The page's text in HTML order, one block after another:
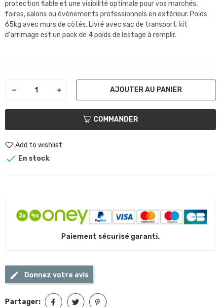
protection fiable et une visibilité optimale pour vos marchés,
foires, salons ou événements professionnels en extérieur. Poids
65kg avec murs de côtés. Livré avec sac de transport, kit
d'arrimage est un pack de 4 poids de lestage à remplir.
AJOUTER AU PANIER
COMMANDER
Add to wishlist
 En stock
Paiement sécurisé garanti.
Donnez votre avis
Partager: